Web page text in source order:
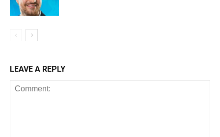
LEAVE A REPLY